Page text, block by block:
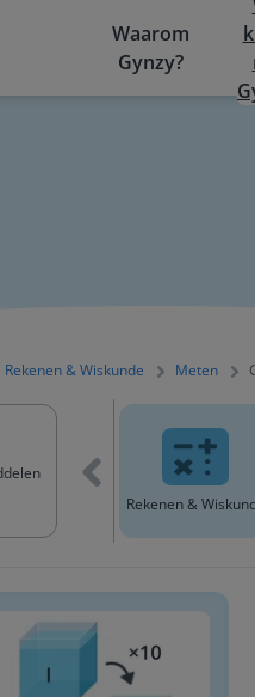
Waarom
Gynzy?
Rekenen & Wiskunde Meten
Rekenen &